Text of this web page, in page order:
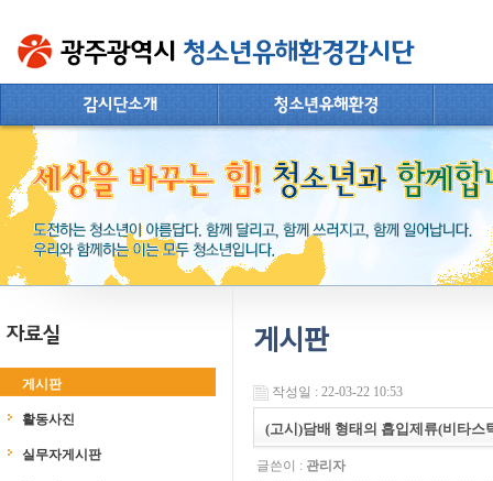
게시판
활동사진
실무자게시판
게시판
작성일 : 22-03-22 10:53
(고시)담배 형태의 흡입제류(비타스
글쓴이 : 관리자